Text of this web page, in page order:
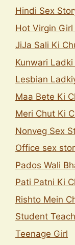
Hindi Sex
Hot Virgin
JiJa Sali Ki
Kunwari
Lesbian
Maa Bete Ki
Meri Chut Ki
Nonveg Sex
Office sex
Pados Wali
Pati Patni Ki
Rishto Mein
Student
Teenage Girl